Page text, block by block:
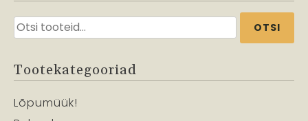
Otsi: OTSI
Tootekategooriad
Lõpumüük!